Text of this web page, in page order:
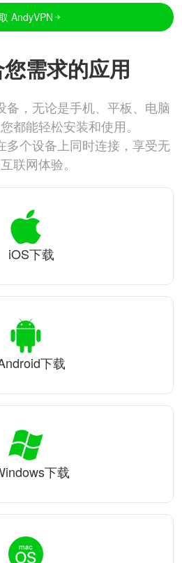
AndyVPN
需求的应用
备，无论是手机、平板、电脑
都能轻松安装和使用。
多个设备上同时连接，享受无
联网体验。
iOS下载
下载
下载